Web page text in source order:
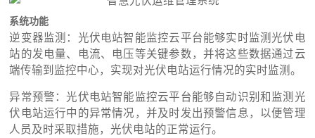
系统功能
逆变器监测：光伏电站智能监控云平台能够实时监测光伏电
站的发电量、电流、电压等关键参数，并将这些数据通过云
端传输到监控中心，实现对光伏电站运行情况的实时监测。
异常预警：光伏电站智能监控云平台能够自动识别和监测光
伏电站运行中的异常情况，并及时发出预警信息，以便管理
人员及时采取措施，光伏电站的正常运行。